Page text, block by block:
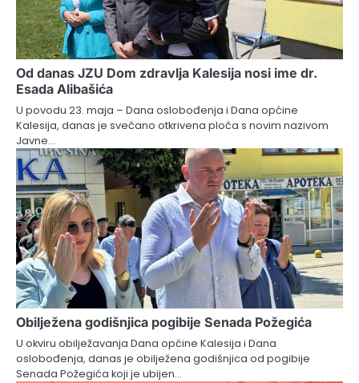
Od danas JZU Dom zdravlja Kalesija nosi ime dr.
Esada Alibašića
U povodu 23. maja – Dana oslobođenja i Dana općine
Kalesija, danas je svečano otkrivena ploča s novim nazivom
Javne…
Obilježena godišnjica pogibije Senada Požegića
U okviru obilježavanja Dana općine Kalesija i Dana
oslobođenja, danas je obilježena godišnjica od pogibije
Senada Požegića koji je ubijen…